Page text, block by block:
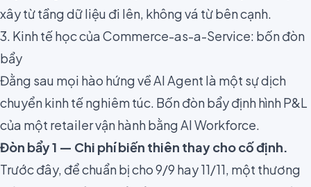
xây từ tầng dữ liệu đi lên, không vá từ bên cạnh.
3. Kinh tế học của Commerce-as-a-Service: bốn đòn
bẩy
Đằng sau mọi hào hứng về AI Agent là một sự dịch
chuyển kinh tế nghiêm túc. Bốn đòn bẩy định hình P&L
của một retailer vận hành bằng AI Workforce.
Đòn bẩy 1 — Chi phí biến thiên thay cho cố định.
Trước đây, để chuẩn bị cho 9/9 hay 11/11, một thương